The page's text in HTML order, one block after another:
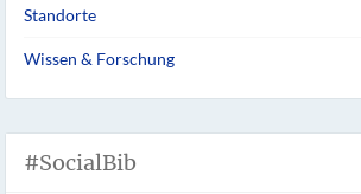
Standorte
Wissen & Forschung
#SocialBib